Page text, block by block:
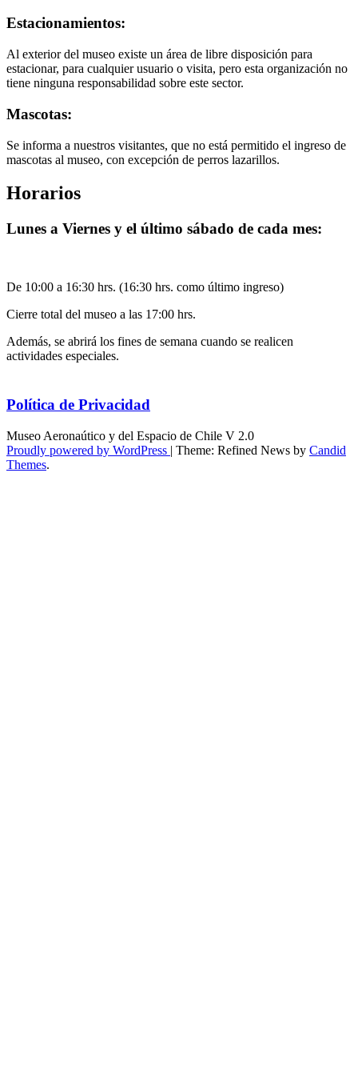
Estacionamientos:
Al exterior del museo existe un área de libre disposición para
estacionar, para cualquier usuario o visita, pero esta organización no
tiene ninguna responsabilidad sobre este sector.
Mascotas:
Se informa a nuestros visitantes, que no está permitido el ingreso de
mascotas al museo, con excepción de perros lazarillos.
Horarios
Lunes a Viernes y el último sábado de cada mes:
De 10:00 a 16:30 hrs. (16:30 hrs. como último ingreso)
Cierre total del museo a las 17:00 hrs.
Además, se abrirá los fines de semana cuando se realicen
actividades especiales.
Política de Privacidad
Museo Aeronaútico y del Espacio de Chile V 2.0
Proudly powered by WordPress | Theme: Refined News by Candid
Themes.